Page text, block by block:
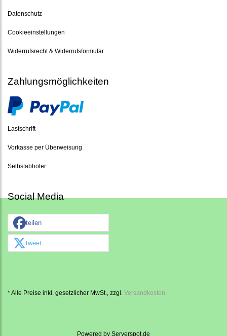
Datenschutz
Cookieeinstellungen
Widerrufsrecht & Widerrufsformular
Zahlungsmöglichkeiten
Lastschrift
Vorkasse per Überweisung
Selbstabholer
Social Media
teilen
tweet
* Alle Preise inkl. gesetzlicher MwSt., zzgl. Versandkosten
Powered by Serverspot.de